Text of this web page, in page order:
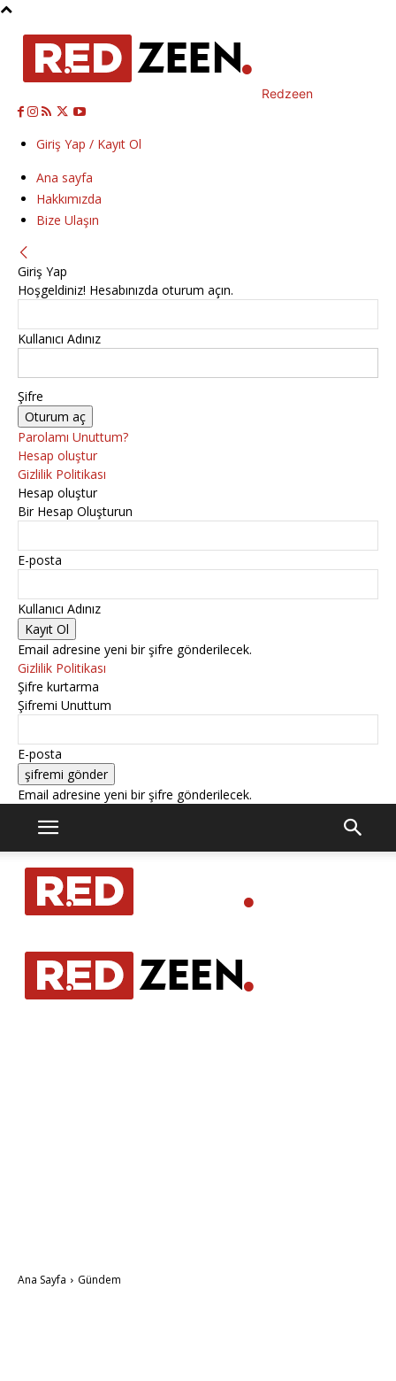
Redzeen
Giriş Yap / Kayıt Ol
Ana sayfa
Hakkımızda
Bize Ulaşın
Giriş Yap
Hoşgeldiniz! Hesabınızda oturum açın.
Kullanıcı Adınız
Şifre
Parolamı Unuttum?
Hesap oluştur
Gizlilik Politikası
Hesap oluştur
Bir Hesap Oluşturun
E-posta
Kullanıcı Adınız
Email adresine yeni bir şifre gönderilecek.
Gizlilik Politikası
Şifre kurtarma
Şifremi Unuttum
E-posta
Email adresine yeni bir şifre gönderilecek.
Ana Sayfa Gündem